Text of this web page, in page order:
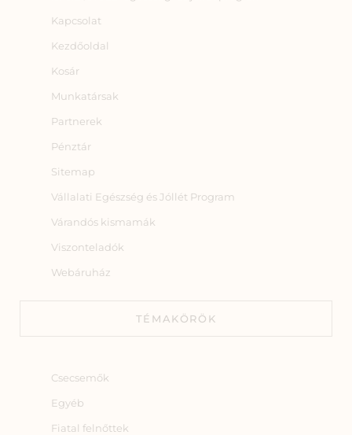
Kapcsolat
Kezdőoldal
Kosár
Munkatársak
Partnerek
Pénztár
Sitemap
Vállalati Egészség és Jóllét Program
Várandós kismamák
Viszonteladók
Webáruház
TÉMAKÖRÖK
Csecsemők
Egyéb
Fiatal felnőttek